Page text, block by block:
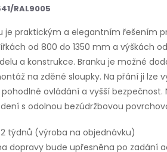
RAL9005
je praktickým a elegantním řešením
od 800 do 1350 mm a výškách
a konstrukce. Branku je možné
na zděné sloupky. Na přání ji lze
ovládání a vyšší bezpečnost.
s odolnou bezúdržbovou
týdnů (výroba na objednávku)
dopravy bude upřesněna po zadání